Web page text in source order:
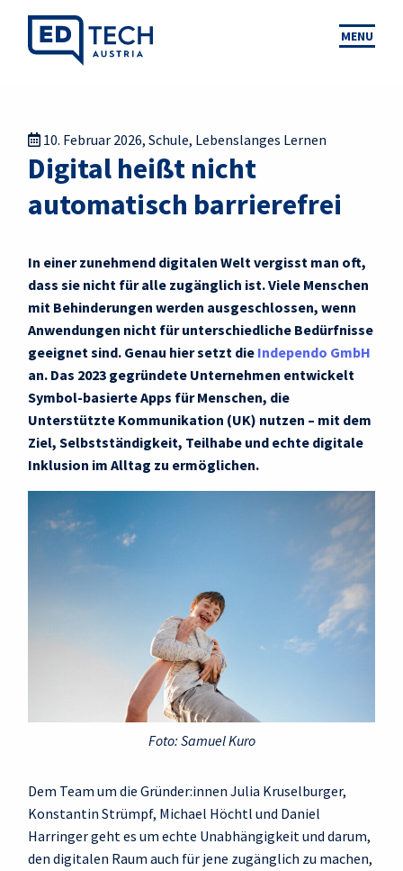
MENU
10. Februar 2026, Schule, Lebenslanges Lernen
Digital heißt nicht
automatisch barrierefrei
In einer zunehmend digitalen Welt vergisst man oft,
dass sie nicht für alle zugänglich ist. Viele Menschen
mit Behinderungen werden ausgeschlossen, wenn
Anwendungen nicht für unterschiedliche Bedürfnisse
geeignet sind. Genau hier setzt die Independo GmbH
an. Das 2023 gegründete Unternehmen entwickelt
Symbol-basierte Apps für Menschen, die
Unterstützte Kommunikation (UK) nutzen – mit dem
Ziel, Selbstständigkeit, Teilhabe und echte digitale
Inklusion im Alltag zu ermöglichen.
Foto: Samuel Kuro
Dem Team um die Gründer:innen Julia Kruselburger,
Konstantin Strümpf, Michael Höchtl und Daniel
Harringer geht es um echte Unabhängigkeit und darum,
den digitalen Raum auch für jene zugänglich zu machen,